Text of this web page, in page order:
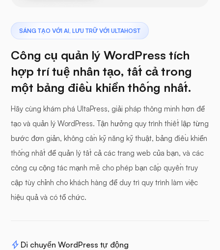
SÁNG TẠO VỚI AI, LƯU TRỮ VỚI ULTAHOST
Công cụ quản lý WordPress tích
hợp trí tuệ nhân tạo, tất cả trong
một bảng điều khiển thống nhất.
Hãy cùng khám phá UltaPress, giải pháp thông minh hơn để
tạo và quản lý WordPress. Tận hưởng quy trình thiết lập từng
bước đơn giản, không cần kỹ năng kỹ thuật, bảng điều khiển
thống nhất để quản lý tất cả các trang web của bạn, và các
công cụ cộng tác mạnh mẽ cho phép bạn cấp quyền truy
cập tùy chỉnh cho khách hàng để duy trì quy trình làm việc
hiệu quả và có tổ chức.
Di chuyển WordPress tự động